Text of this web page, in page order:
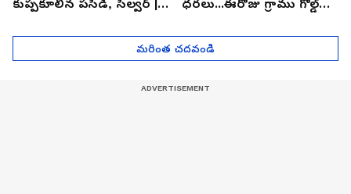
కుప్పకూలిన పసిడి, సిల్వర్ |
ధరలు...ఈరోజు గ్రాము గోల్డ్
News Telugu
మరింత చదవండి